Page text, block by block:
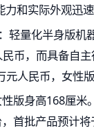
和实际外观迅
轻量化半身版机
币，而具备自
人民币，女性
版身高168厘米
首批产品预计